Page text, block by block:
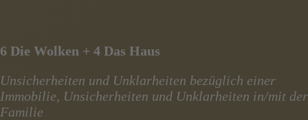
6 Die Wolken + 4 Das Haus
Unsicherheiten und Unklarheiten bezüglich einer
Immobilie, Unsicherheiten und Unklarheiten in/mit der
Familie